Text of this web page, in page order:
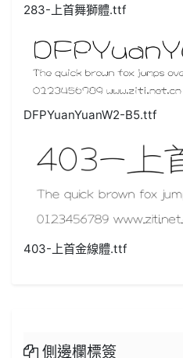
283-上首舞獅體.ttf
DFPYuanYuanW2-B5.ttf
403-上首金線體.ttf
側邊欄標簽